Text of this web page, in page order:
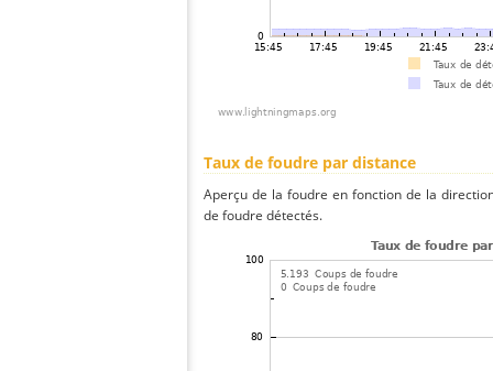
Taux de foudre par distance
Aperçu de la foudre en fonction de la
de foudre détectés.